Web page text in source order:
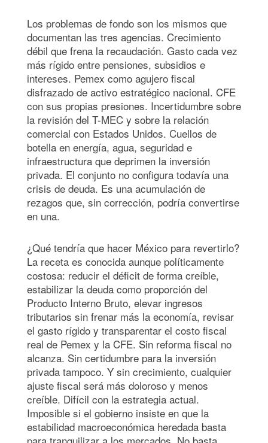
Los problemas de fondo son los mismos que
documentan las tres agencias. Crecimiento
débil que frena la recaudación. Gasto cada vez
más rígido entre pensiones, subsidios e
intereses. Pemex como agujero fiscal
disfrazado de activo estratégico nacional. CFE
con sus propias presiones. Incertidumbre sobre
la revisión del T-MEC y sobre la relación
comercial con Estados Unidos. Cuellos de
botella en energía, agua, seguridad e
infraestructura que deprimen la inversión
privada. El conjunto no configura todavía una
crisis de deuda. Es una acumulación de
rezagos que, sin corrección, podría convertirse
en una.
¿Qué tendría que hacer México para revertirlo?
La receta es conocida aunque políticamente
costosa: reducir el déficit de forma creíble,
estabilizar la deuda como proporción del
Producto Interno Bruto, elevar ingresos
tributarios sin frenar más la economía, revisar
el gasto rígido y transparentar el costo fiscal
real de Pemex y la CFE. Sin reforma fiscal no
alcanza. Sin certidumbre para la inversión
privada tampoco. Y sin crecimiento, cualquier
ajuste fiscal será más doloroso y menos
creíble. Difícil con la estrategia actual.
Imposible si el gobierno insiste en que la
estabilidad macroeconómica heredada basta